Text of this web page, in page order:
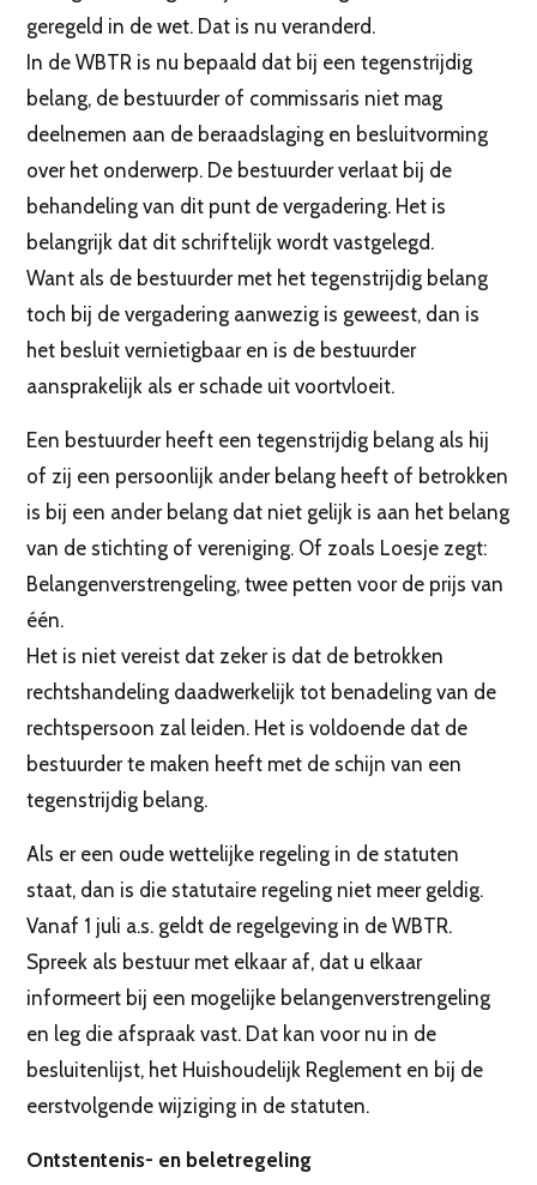
geregeld in de wet. Dat is nu veranderd.
In de WBTR is nu bepaald dat bij een tegenstrijdig
belang, de bestuurder of commissaris niet mag
deelnemen aan de beraadslaging en besluitvorming
over het onderwerp. De bestuurder verlaat bij de
behandeling van dit punt de vergadering. Het is
belangrijk dat dit schriftelijk wordt vastgelegd.
Want als de bestuurder met het tegenstrijdig belang
toch bij de vergadering aanwezig is geweest, dan is
het besluit vernietigbaar en is de bestuurder
aansprakelijk als er schade uit voortvloeit.
Een bestuurder heeft een tegenstrijdig belang als hij
of zij een persoonlijk ander belang heeft of betrokken
is bij een ander belang dat niet gelijk is aan het belang
van de stichting of vereniging. Of zoals Loesje zegt:
Belangenverstrengeling, twee petten voor de prijs van
één.
Het is niet vereist dat zeker is dat de betrokken
rechtshandeling daadwerkelijk tot benadeling van de
rechtspersoon zal leiden. Het is voldoende dat de
bestuurder te maken heeft met de schijn van een
tegenstrijdig belang.
Als er een oude wettelijke regeling in de statuten
staat, dan is die statutaire regeling niet meer geldig.
Vanaf 1 juli a.s. geldt de regelgeving in de WBTR.
Spreek als bestuur met elkaar af, dat u elkaar
informeert bij een mogelijke belangenverstrengeling
en leg die afspraak vast. Dat kan voor nu in de
besluitenlijst, het Huishoudelijk Reglement en bij de
eerstvolgende wijziging in de statuten.
Ontstentenis- en beletregeling